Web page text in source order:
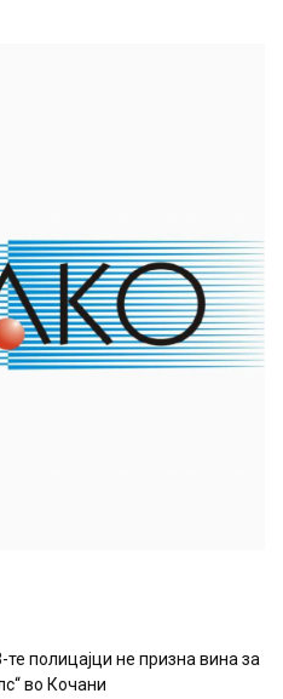
те полицајци не призна вина за
во Кочани